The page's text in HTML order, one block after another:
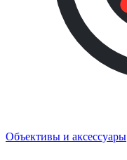
Объективы и аксессуары